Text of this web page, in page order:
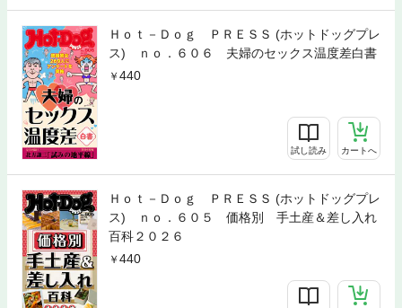
Ｈｏｔ－Ｄｏｇ ＰＲＥＳＳ (ホットドッグプレ
ス) ｎｏ．６０６ 夫婦のセックス温度差白書
440
試し読み カートへ
Ｈｏｔ－Ｄｏｇ ＰＲＥＳＳ (ホットドッグプレ
ス) ｎｏ．６０５ 価格別 手土産＆差し入れ
百科２０２６
440